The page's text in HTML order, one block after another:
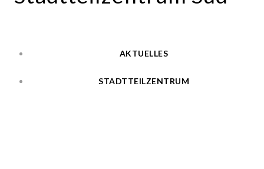
AKTUELLES
STADTTEILZENTRUM